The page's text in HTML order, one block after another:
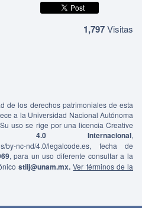
1,797Visitas
de los derechos patrimoniales de esta
a la Universidad Nacional Autónoma
uso se rige por una licencia Creative
ND 4.0 Internacional,
by-nc-nd/4.0/legalcode.es, fecha de
, para un uso diferente consultar a la
stiij@unam.mx. Ver términos de la